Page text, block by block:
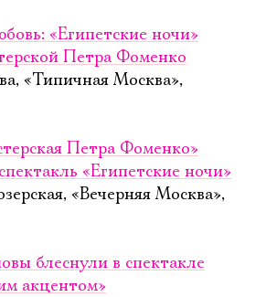
«Египетские ночи»
Петра Фоменко
«Типичная Москва»,
Петра Фоменко»
«Египетские ночи»
«Вечерняя Москва»,
блеснули в спектакле
акцентом»